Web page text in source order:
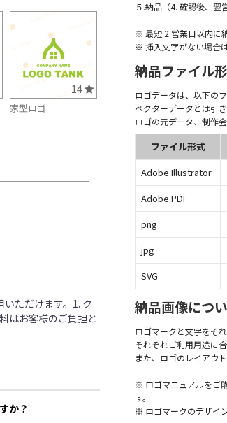
14
家型ロゴ
ただけます。1. ク
はお客様のご負担と
か？
５.納品（4. 確認後、翌
※ 最短 2 営業日以内に
※ 挿入文字がない場合
納品ファイル
ロゴデータは、以下の
ベクターデータとは引
ロゴの元データ、制作
ファイル形式
Adobe Illustrator
Adobe PDF
png
jpg
SVG
納品画像につ
ロゴマークと文字をそ
それぞれご利用用途に
また、ロゴのレイアウ
※ ロゴマニュアルをご
す。
※ ロゴマークのデザイ